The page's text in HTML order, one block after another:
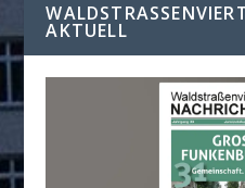
KTUELL